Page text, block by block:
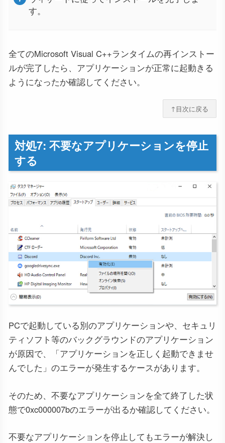
す。
全てのMicrosoft Visual C++ランタイムの再インストー
ルが完了したら、アプリケーションが正常に起動きる
ようになったか確認してください。
↑目次に戻る
対処7: 不要なアプリケーションを停止
する
PCで起動している別のアプリケーションや、セキュリ
ティソフト等のバックグラウンドのアプリケーション
が原因で、「アプリケーションを正しく起動できませ
んでした」のエラーが発生するケースがあります。
そのため、不要なアプリケーションを全て終了した状
態で0xc000007bのエラーが出るか確認してください。
不要なアプリケーションを停止してもエラーが解決し